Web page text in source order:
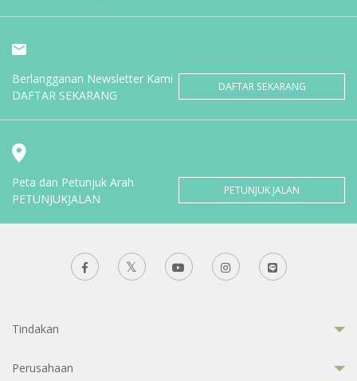
Berlangganan Newsletter Kami
DAFTAR SEKARANG
DAFTAR SEKARANG
Peta dan Petunjuk Arah
PETUNJUKJALAN
PETUNJUK JALAN
Tindakan
Perusahaan